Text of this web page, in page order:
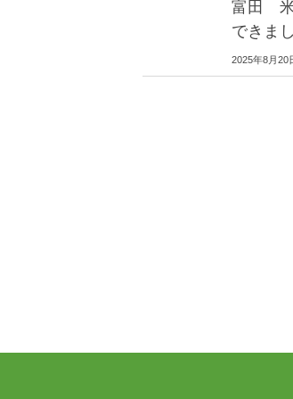
富田 米
できま
2025年8月20